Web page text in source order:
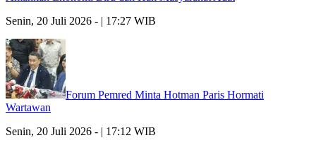
Senin, 20 Juli 2026 - | 17:27 WIB
Forum Pemred Minta Hotman Paris Hormati
Wartawan
Senin, 20 Juli 2026 - | 17:12 WIB